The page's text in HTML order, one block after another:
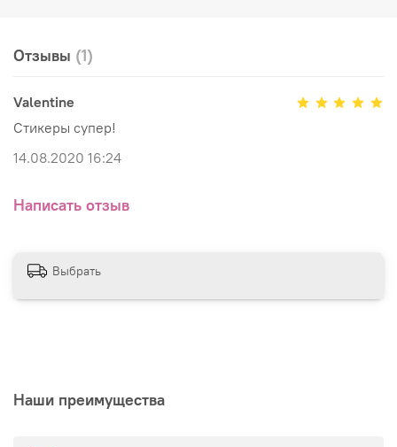
Отзывы (1)
Valentine
Стикеры супер!
14.08.2020 16:24
Написать отзыв
Выбрать
Наши преимущества